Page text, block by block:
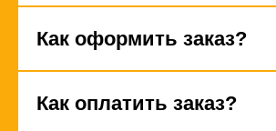
Как оформить заказ?
Как оплатить заказ?